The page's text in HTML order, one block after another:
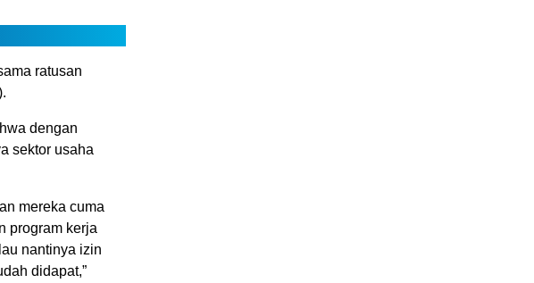
ratusan
dengan
sektor usaha
mereka cuma
program kerja
nantinya izin
didapat,”